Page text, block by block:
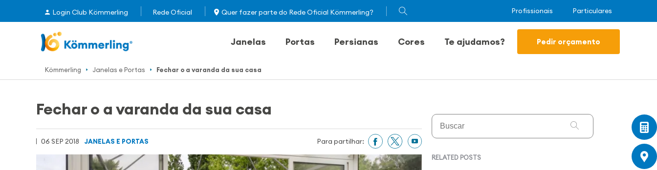
Login Club Kömmerling Rede Oficial Quer fazer parte do Rede Oficial Kömmerling? Profissionais Particulares
Janelas Portas Persianas Cores Te ajudamos? Pedir orçamento
Kömmerling Janelas e Portas Fechar o a varanda da sua casa
Fechar o a varanda da sua casa
06 SEP 2018 JANELAS E PORTAS Para partilhar:
RELATED POSTS